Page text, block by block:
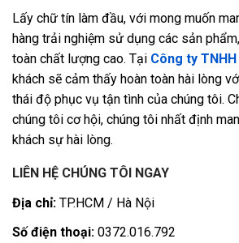
Lấy chữ tín làm đầu, với mong muốn
hàng trải nghiệm sử dụng các sản
toàn chất lượng cao. Tại Công ty
khách sẽ cảm thấy hoàn toàn hài lòng
thái độ phục vụ tận tình của chúng tôi.
chúng tôi cơ hội, chúng tôi nhất định
khách sự hài lòng.
LIÊN HỆ CHÚNG TÔI NGAY
Địa chỉ: TP.HCM / Hà Nội
Số điện thoại: 0372.016.792